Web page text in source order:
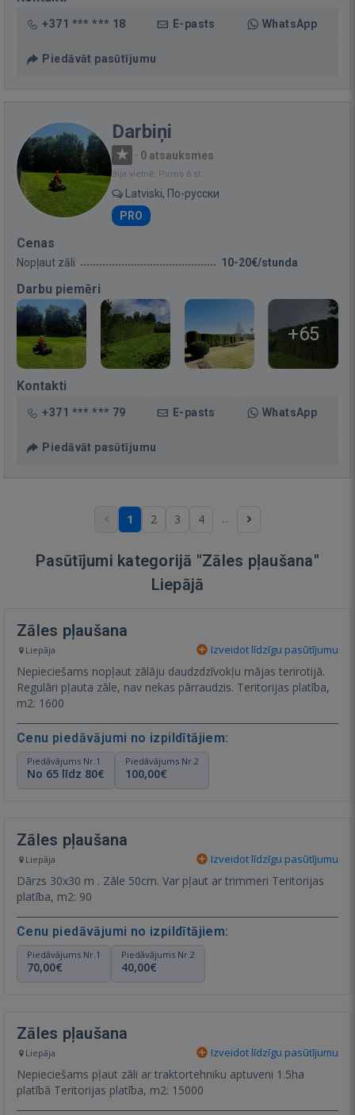
+371 *** *** 18 E-pasts WhatsApp
Piedāvāt pasūtījumu
Darbiņi
· 0 atsauksmes
Bija vietnē: Pirms 6 st.
Latviski, По-русски
PRO
Cenas
Nopļaut zāli 10-20€/stunda
Darbu piemēri
+65
Kontakti
+371 *** *** 79 E-pasts WhatsApp
Piedāvāt pasūtījumu
1 2 3 4 ...
Pasūtījumi kategorijā "Zāles pļaušana"
Liepājā
Zāles pļaušana
Liepāja Izveidot līdzīgu pasūtījumu
Nepieciešams nopļaut zālāju daudzdzīvokļu mājas terirotijā.
Regulāri pļauta zāle, nav nekas pārraudzis. Teritorijas platība,
m2: 1600
Cenu piedāvājumi no izpildītājiem:
Piedāvājums Nr.1
No 65 līdz 80€
Piedāvājums Nr.2
100,00€
Zāles pļaušana
Liepāja Izveidot līdzīgu pasūtījumu
Dārzs 30x30 m . Zāle 50cm. Var pļaut ar trimmeri Teritorijas
platība, m2: 90
Cenu piedāvājumi no izpildītājiem:
Piedāvājums Nr.1
70,00€
Piedāvājums Nr.2
40,00€
Zāles pļaušana
Liepāja Izveidot līdzīgu pasūtījumu
Nepieciešams pļaut zāli ar traktortehniku aptuveni 1.5ha
platībā Teritorijas platība, m2: 15000